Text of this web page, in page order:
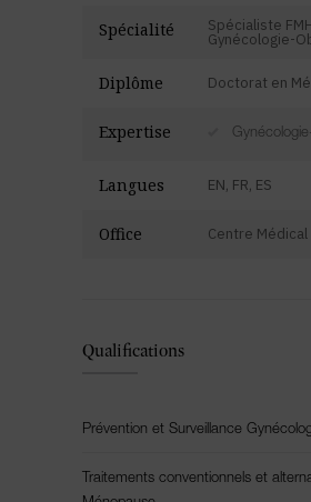
Spécialité Spécialiste
Gynécologie-
Diplôme Doctorat en
Expertise
Langues EN, FR, ES
Office Centre Médical
Qualifications
Prévention et Surveillance
Traitements conventionnels et